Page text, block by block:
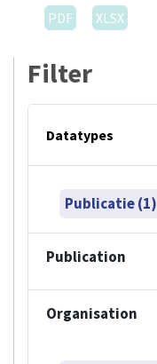
PDF
XLSX
Filter
Datatypes
Publicatie (1)
Publication
Organisation